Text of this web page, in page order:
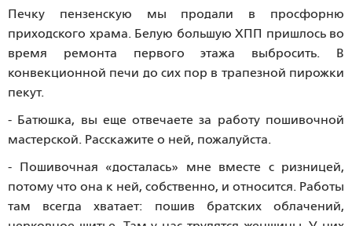
Печку пензенскую мы продали в просфорню
приходского храма. Белую большую ХПП пришлось во
время ремонта первого этажа выбросить. В
конвекционной печи до сих пор в трапезной пирожки
пекут.
- Батюшка, вы еще отвечаете за работу пошивочной
мастерской. Расскажите о ней, пожалуйста.
- Пошивочная «досталась» мне вместе с ризницей,
потому что она к ней, собственно, и относится. Работы
там всегда хватает: пошив братских облачений,